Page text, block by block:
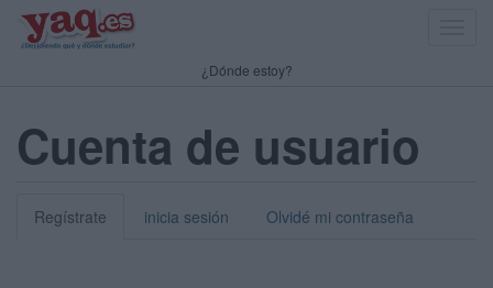
¿Dónde estoy?
Cuenta de usuario
Regístrate inicia sesión Olvidé mi contraseña